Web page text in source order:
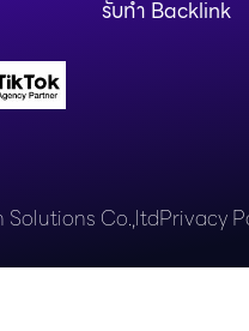
รับทำ Backlink
Co.,ltdPrivacy